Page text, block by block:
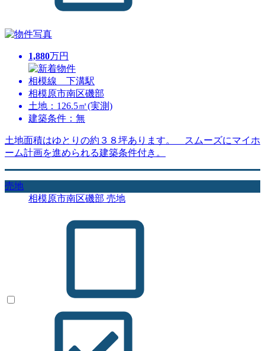
1,880万円
相模線 下溝駅
相模原市南区磯部
土地：126.5㎡(実測)
建築条件：無
土地面積はゆとりの約３８坪あります。 スムーズにマイホ
ーム計画を進められる建築条件付き。
売地
相模原市南区磯部 売地